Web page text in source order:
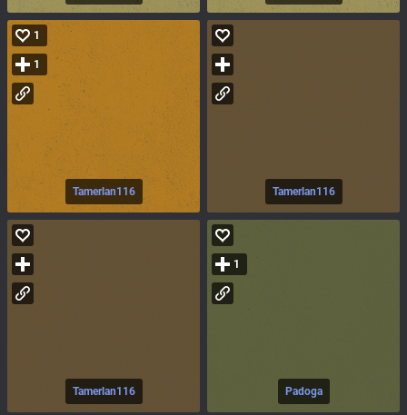
Tamerlan116
1
1
Tamerlan116
Tamerlan116 Padoga
1